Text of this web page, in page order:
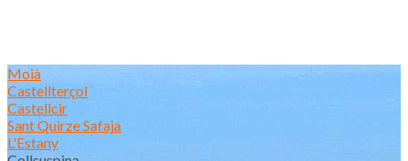
Moià
Castellterçol
Castellcir
Sant Quirze Safaja
L'Estany